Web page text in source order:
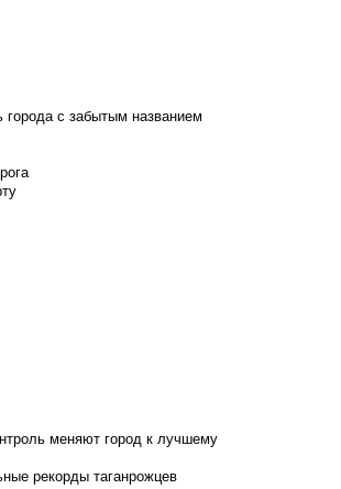
города с забытым названием
меняют город к лучшему
рекорды таганрожцев